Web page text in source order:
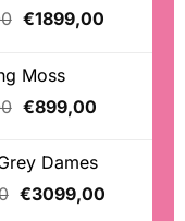
Oorspronkelijke
€2099,00.
€1899,00Huidige
Moss
Oorspronkelijke
€2999,00.
€899,00Huidige
€899,00.
Dames
Oorspronkelijke
€3099,00Huidige